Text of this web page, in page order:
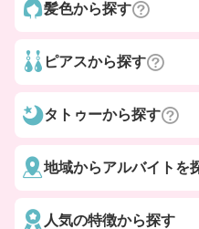
髪色から探す
ピアスから探す
タトゥーから探す
地域からアルバイトを
人気の特徴から探す